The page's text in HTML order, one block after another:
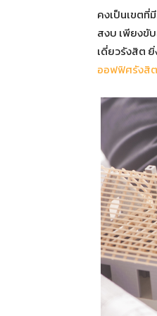
คงเป็นเขตที่
สงบ เพียงขั
เดี่ยวรังสิต
ออฟฟิศรังสิต